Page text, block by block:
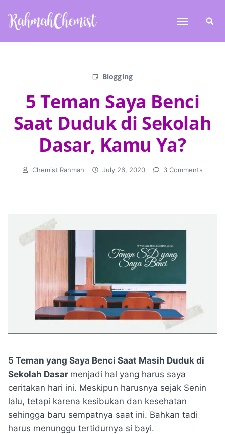
Blogging
5 Teman Saya Benci
Saat Duduk di Sekolah
Dasar, Kamu Ya?
Chemist Rahmah July 26, 2020 3 Comments
5 Teman yang Saya Benci Saat Masih Duduk di
Sekolah Dasar menjadi hal yang harus saya
ceritakan hari ini. Meskipun harusnya sejak Senin
lalu, tetapi karena kesibukan dan kesehatan
sehingga baru sempatnya saat ini. Bahkan tadi
harus menunggu tertidurnya si bayi.